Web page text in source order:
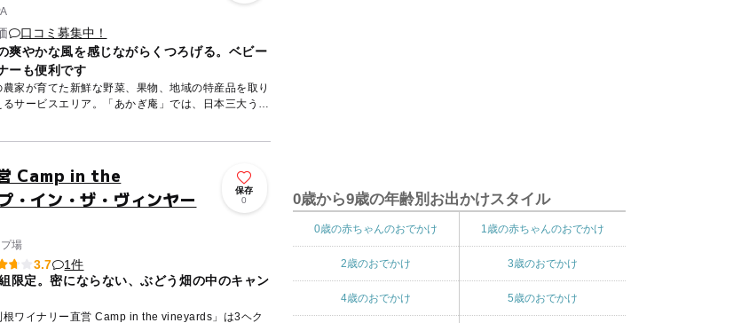
口コミ募集中！
爽やかな風を感じながらくつろげる。ベビー
ーも便利です
農家が育てた新鮮な野菜、果物、地域の特産品を取り
るサービスエリア。「あかぎ庵」では、日本三大うど
Camp in the
イン・ザ・ヴィンヤー
場
保存
0
3.7
1件
限定。密にならない、ぶどう畑の中のキャン
根ワイナリー直営 Camp in the vineyards」は3ヘク
0歳から9歳の年齢別お出かけスタイル
0歳の赤ちゃんのおでかけ 1歳の赤ちゃんのおでかけ
2歳のおでかけ 3歳のおでかけ
4歳のおでかけ 5歳のおでかけ